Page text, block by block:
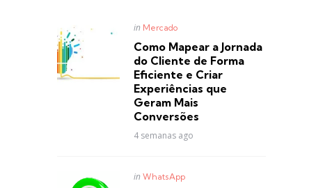
Posted
in Mercado
Como Mapear a Jornada
do Cliente de Forma
Eficiente e Criar
Experiências que
Geram Mais
Conversões
4 semanas ago
Posted
in WhatsApp